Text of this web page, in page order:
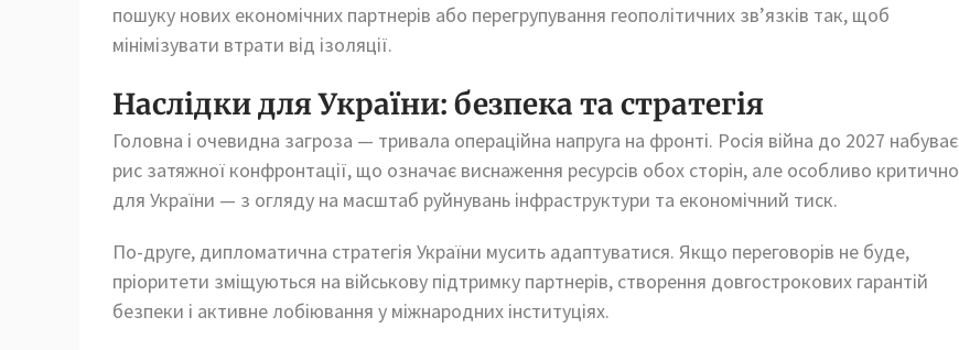
пошуку нових економічних партнерів або перегрупування геополітичних зв’язків так, щоб
мінімізувати втрати від ізоляції.
Наслідки для України: безпека та стратегія
Головна і очевидна загроза — тривала операційна напруга на фронті. Росія війна до 2027 набуває
рис затяжної конфронтації, що означає виснаження ресурсів обох сторін, але особливо критично
для України — з огляду на масштаб руйнувань інфраструктури та економічний тиск.
По-друге, дипломатична стратегія України мусить адаптуватися. Якщо переговорів не буде,
пріоритети зміщуються на військову підтримку партнерів, створення довгострокових гарантій
безпеки і активне лобіювання у міжнародних інституціях.